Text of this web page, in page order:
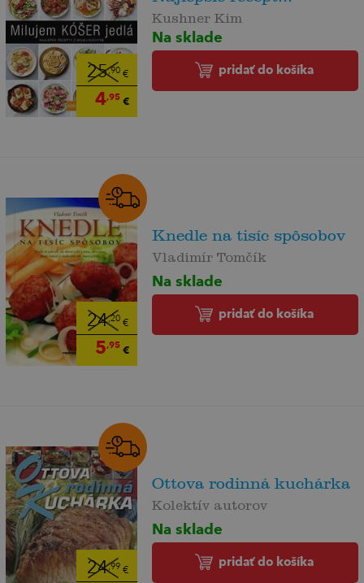
25,90€
4,95€
Kushner Kim
Na sklade
pridať do košíka
24,20€
5,95€
Knedle na tisíc spôsobov
Vladimír Tomčík
Na sklade
pridať do košíka
24,99 €
Ottova rodinná kuchárka
Kolektív autorov
Na sklade
pridať do košíka